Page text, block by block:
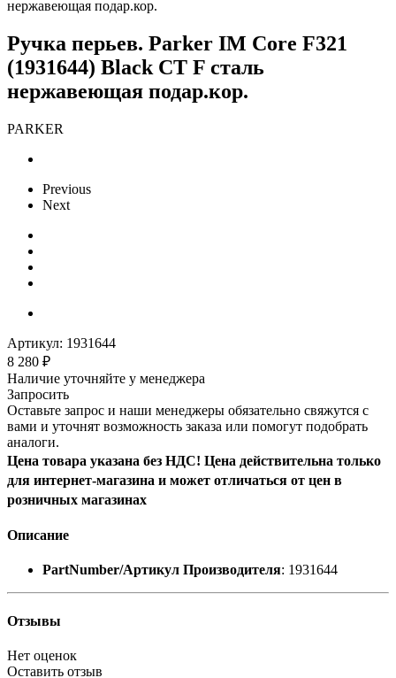
нержавеющая подар.кор.
Ручка перьев. Parker IM Core F321
(1931644) Black CT F сталь
нержавеющая подар.кор.
PARKER
Previous
Next
Артикул: 1931644
8 280 ₽
Наличие уточняйте у менеджера
Запросить
Оставьте запрос и наши менеджеры обязательно свяжутся с
вами и уточнят возможность заказа или помогут подобрать
аналоги.
Цена товара указана без НДС! Цена действительна только
для интернет-магазина и может отличаться от цен в
розничных магазинах
Описание
PartNumber/Артикул Производителя: 1931644
Отзывы
Нет оценок
Оставить отзыв